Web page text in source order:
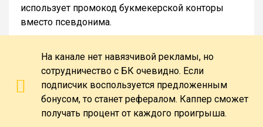
использует промокод букмекерской конторы
вместо псевдонима.
На канале нет навязчивой рекламы, но
сотрудничество с БК очевидно. Если
подписчик воспользуется предложенным
бонусом, то станет рефералом. Каппер сможет
получать процент от каждого проигрыша.